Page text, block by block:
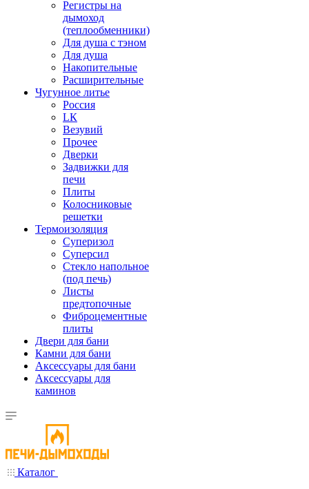
Регистры на
дымоход
(теплообменники)
Для душа с тэном
Для душа
Накопительные
Расширительные
Чугунное литье
Россия
LК
Везувий
Прочее
Дверки
Задвижки для
печи
Плиты
Колосниковые
решетки
Термоизоляция
Суперизол
Суперсил
Стекло напольное
(под печь)
Листы
предтопочные
Фиброцементные
плиты
Двери для бани
Камни для бани
Аксессуары для бани
Аксессуары для
каминов
Каталог